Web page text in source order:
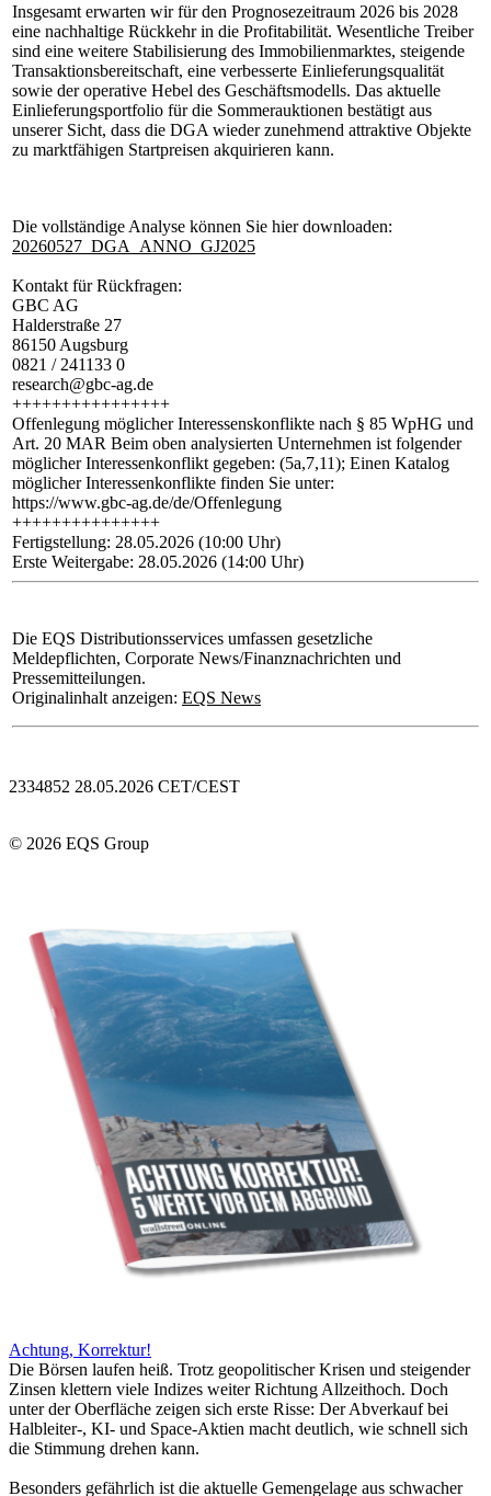
Insgesamt erwarten wir für den Prognosezeitraum 2026 bis 2028
eine nachhaltige Rückkehr in die Profitabilität. Wesentliche Treiber
sind eine weitere Stabilisierung des Immobilienmarktes, steigende
Transaktionsbereitschaft, eine verbesserte Einlieferungsqualität
sowie der operative Hebel des Geschäftsmodells. Das aktuelle
Einlieferungsportfolio für die Sommerauktionen bestätigt aus
unserer Sicht, dass die DGA wieder zunehmend attraktive Objekte
zu marktfähigen Startpreisen akquirieren kann.
Die vollständige Analyse können Sie hier downloaden:
20260527_DGA_ANNO_GJ2025
Kontakt für Rückfragen:
GBC AG
Halderstraße 27
86150 Augsburg
0821 / 241133 0
research@gbc-ag.de
++++++++++++++++
Offenlegung möglicher Interessenskonflikte nach § 85 WpHG und
Art. 20 MAR Beim oben analysierten Unternehmen ist folgender
möglicher Interessenkonflikt gegeben: (5a,7,11); Einen Katalog
möglicher Interessenkonflikte finden Sie unter:
https://www.gbc-ag.de/de/Offenlegung
+++++++++++++++
Fertigstellung: 28.05.2026 (10:00 Uhr)
Erste Weitergabe: 28.05.2026 (14:00 Uhr)
Die EQS Distributionsservices umfassen gesetzliche
Meldepflichten, Corporate News/Finanznachrichten und
Pressemitteilungen.
Originalinhalt anzeigen: EQS News
2334852 28.05.2026 CET/CEST
© 2026 EQS Group
Achtung, Korrektur!
Die Börsen laufen heiß. Trotz geopolitischer Krisen und steigender
Zinsen klettern viele Indizes weiter Richtung Allzeithoch. Doch
unter der Oberfläche zeigen sich erste Risse: Der Abverkauf bei
Halbleiter-, KI- und Space-Aktien macht deutlich, wie schnell sich
die Stimmung drehen kann.
Besonders gefährlich ist die aktuelle Gemengelage aus schwacher